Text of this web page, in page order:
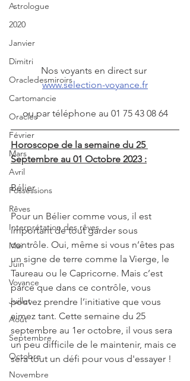
Astrologue
2020
Janvier
Dimitri
Oracledesmiroirs
Cartomancie
Oracles
Février
Mars
Avril
Possessions
Rêves
Interprétation des rêves
Mai
Juin
Voyance
Juillet
Août
Septembre
Octobre
Novembre
Nos voyants en direct sur
www.selection-voyance.fr
ou par téléphone au 01 75 43 08 64
Horoscope de la semaine du 25
Septembre au 01 Octobre 2023 :
Bélier
Pour un Bélier comme vous, il est
important de tout garder sous
contrôle. Oui, même si vous n’êtes pas
un signe de terre comme la Vierge, le
Taureau ou le Capricorne. Mais c’est
parce que dans ce contrôle, vous
pouvez prendre l’initiative que vous
aimez tant. Cette semaine du 25
septembre au 1er octobre, il vous sera
un peu difficile de le maintenir, mais ce
sera tout un défi pour vous d'essayer !